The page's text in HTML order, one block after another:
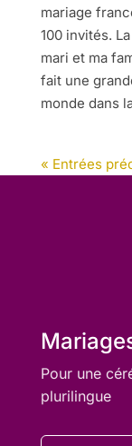
mariage
100 invités.
mari et ma
fait une
monde dans
« Entrées
Pour une
plurilingue